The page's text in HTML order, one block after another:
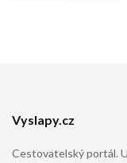
Vyslapy.cz
Cestovatelský portál.